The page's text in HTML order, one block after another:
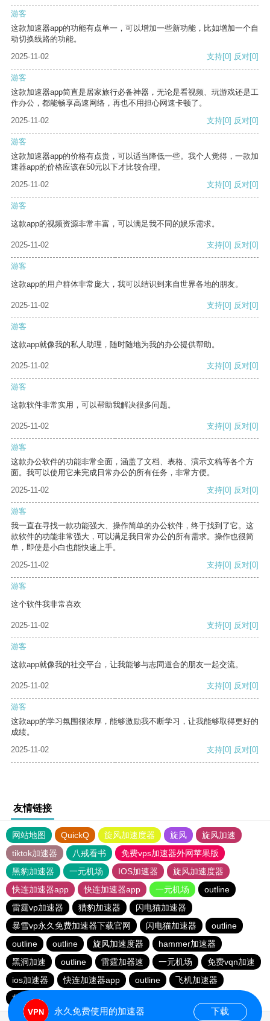
游客
这款加速器app的功能有点单一，可以增加一些新功能，比如增加一个自
动切换线路的功能。
2025-11-02
支持[0] 反对[0]
游客
这款加速器app简直是居家旅行必备神器，无论是看视频、玩游戏还是工
作办公，都能畅享高速网络，再也不用担心网速卡顿了。
2025-11-02
支持[0] 反对[0]
游客
这款加速器app的价格有点贵，可以适当降低一些。我个人觉得，一款加
速器app的价格应该在50元以下才比较合理。
2025-11-02
支持[0] 反对[0]
游客
这款app的视频资源非常丰富，可以满足我不同的娱乐需求。
2025-11-02 支持[0] 反对[0]
游客
这款app的用户群体非常庞大，我可以结识到来自世界各地的朋友。
2025-11-02 支持[0] 反对[0]
游客
这款app就像我的私人助理，随时随地为我的办公提供帮助。
2025-11-02 支持[0] 反对[0]
游客
这款软件非常实用，可以帮助我解决很多问题。
2025-11-02 支持[0] 反对[0]
游客
这款办公软件的功能非常全面，涵盖了文档、表格、演示文稿等各个方
面。我可以使用它来完成日常办公的所有任务，非常方便。
2025-11-02
支持[0] 反对[0]
游客
我一直在寻找一款功能强大、操作简单的办公软件，终于找到了它。这
款软件的功能非常强大，可以满足我日常办公的所有需求。操作也很简
单，即使是小白也能快速上手。
2025-11-02
支持[0] 反对[0]
游客
这个软件我非常喜欢
2025-11-02 支持[0] 反对[0]
游客
这款app就像我的社交平台，让我能够与志同道合的朋友一起交流。
2025-11-02 支持[0] 反对[0]
游客
这款app的学习氛围很浓厚，能够激励我不断学习，让我能够取得更好的
成绩。
2025-11-02
支持[0] 反对[0]
友情链接
网站地图 QuickQ 旋风加速度器 旋风
旋风加速
tiktok加速器
八戒看书
免费vps加速器外网苹果版
黑豹加速器
一元机场 IOS加速器
旋风加速度器
快连加速器app
快连加速器app 一元机场
outline
雷霆vp加速器
猎豹加速器
闪电猫加速器
暴雪vp永久免费加速器下载官网
闪电猫加速器
outline
outline
outline 旋风加速度器
hammer加速器
黑洞加速
outline 雷霆加器速 一元机场
免费vqn加速
ios加速器
快连加速器app outline
飞机加速器
极光vp加速器
永久免费使用的加速器 下载